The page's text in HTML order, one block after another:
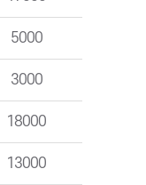
5000
3000
18000
13000